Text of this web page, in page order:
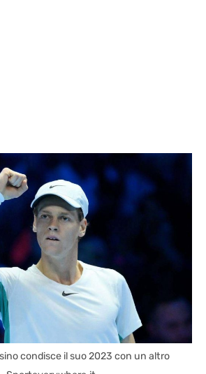
condisce il suo 2023 con un altro